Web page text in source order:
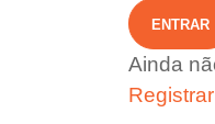
ENTRAR
Ainda